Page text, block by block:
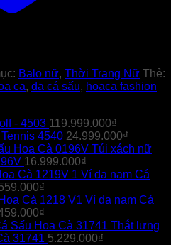
Balo nữ, Thời Trang Nữ Thẻ:
ca, da cá sấu, hoaca fashion
- 4503 119.999.000₫
4540 24.999.000₫
Túi xách nữ
16.999.000₫
Ví da nam Cá
₫
Ví da nam Cá
₫
Thắt lưng
31741 5.229.000₫